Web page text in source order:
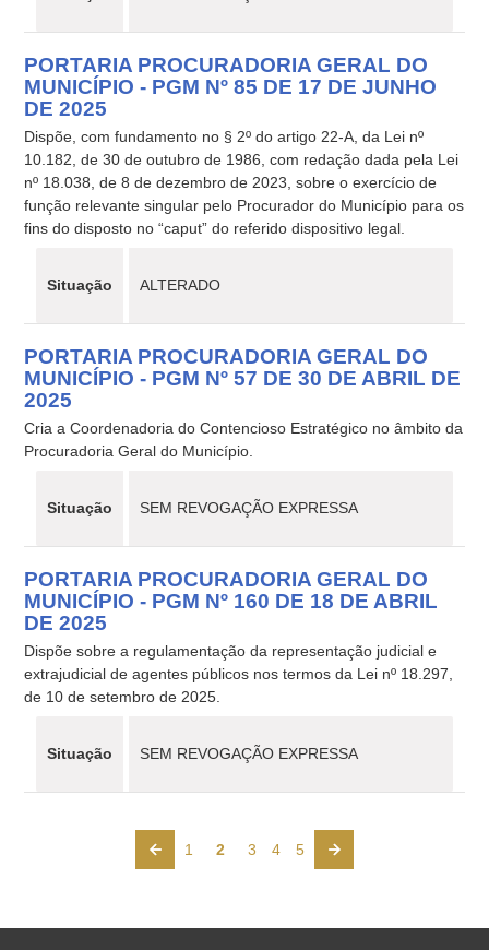
PORTARIA PROCURADORIA GERAL DO
MUNICÍPIO - PGM Nº 85 DE 17 DE JUNHO
DE 2025
Dispõe, com fundamento no § 2º do artigo 22-A, da Lei nº
10.182, de 30 de outubro de 1986, com redação dada pela Lei
nº 18.038, de 8 de dezembro de 2023, sobre o exercício de
função relevante singular pelo Procurador do Município para os
fins do disposto no “caput” do referido dispositivo legal.
Situação ALTERADO
PORTARIA PROCURADORIA GERAL DO
MUNICÍPIO - PGM Nº 57 DE 30 DE ABRIL DE
2025
Cria a Coordenadoria do Contencioso Estratégico no âmbito da
Procuradoria Geral do Município.
Situação SEM REVOGAÇÃO EXPRESSA
PORTARIA PROCURADORIA GERAL DO
MUNICÍPIO - PGM Nº 160 DE 18 DE ABRIL
DE 2025
Dispõe sobre a regulamentação da representação judicial e
extrajudicial de agentes públicos nos termos da Lei nº 18.297,
de 10 de setembro de 2025.
Situação SEM REVOGAÇÃO EXPRESSA
1 2 3 4 5